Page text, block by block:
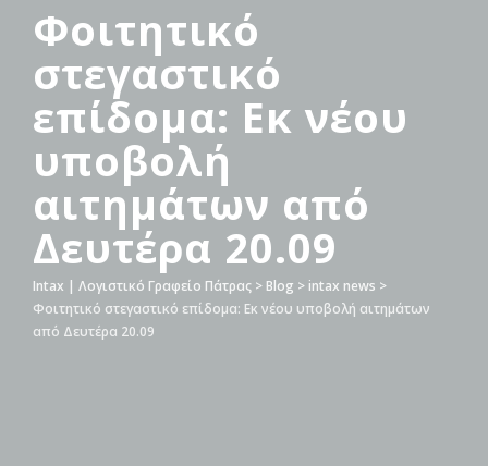
Φοιτητικό
στεγαστικό
επίδομα: Εκ νέου
υποβολή
αιτημάτων από
Δευτέρα 20.09
Intax | Λογιστικό Γραφείο Πάτρας > Blog > intax news >
Φοιτητικό στεγαστικό επίδομα: Εκ νέου υποβολή αιτημάτων
από Δευτέρα 20.09